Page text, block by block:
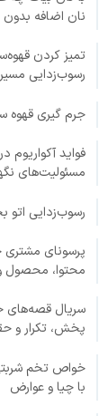
نان اضافه بدون
تمیز کردن
رسوب‌زدایی
جرم گیری قهوه
فواید آکواریوم
مسئولیت‌های
رسوب‌زدایی اتو
پرسونای مشتری
محتوا، محصول
پخش، تکرار و
خواص تخم
با چیا و عوارض